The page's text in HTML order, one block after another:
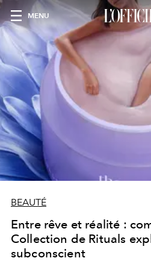
MENU
BEAUTÉ
Entre rêve et réalité :
Collection de Rituals
subconscient